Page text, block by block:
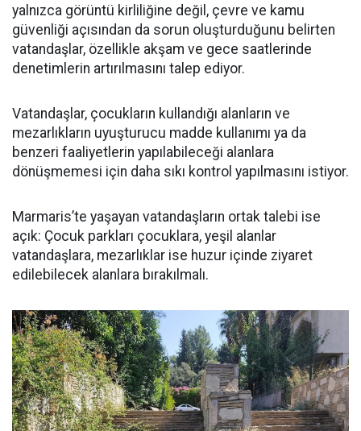
yalnızca görüntü kirliliğine değil, çevre ve kamu
güvenliği açısından da sorun oluşturduğunu belirten
vatandaşlar, özellikle akşam ve gece saatlerinde
denetimlerin artırılmasını talep ediyor.
Vatandaşlar, çocukların kullandığı alanların ve
mezarlıkların uyuşturucu madde kullanımı ya da
benzeri faaliyetlerin yapılabileceği alanlara
dönüşmemesi için daha sıkı kontrol yapılmasını istiyor.
Marmaris’te yaşayan vatandaşların ortak talebi ise
açık: Çocuk parkları çocuklara, yeşil alanlar
vatandaşlara, mezarlıklar ise huzur içinde ziyaret
edilebilecek alanlara bırakılmalı.